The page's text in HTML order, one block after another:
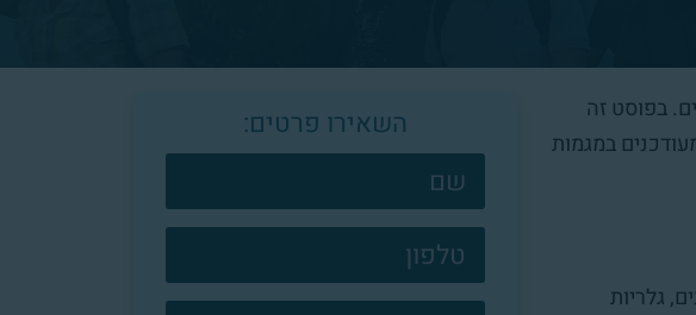
בפוסט זה
במגמות
גלריות
השאירו פרטים:
צרו
קשר
פוטר